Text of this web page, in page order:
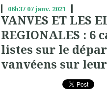
06h37 07janv. 2021
VANVES ET LES
REGIONALES : 6
listes sur le
vanvéens sur